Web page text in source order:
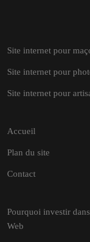
Site internet pour
Site internet pour
Site internet pour
Accueil
Plan du site
Contact
Pourquoi investir
Web